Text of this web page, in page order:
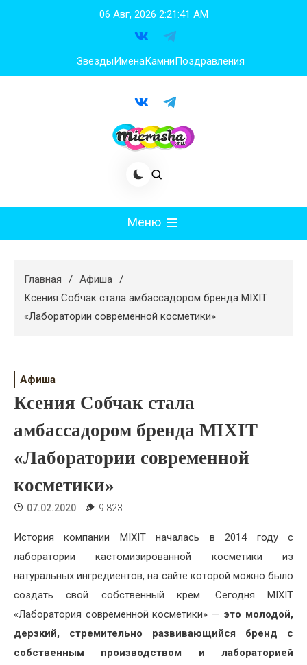
06 Авг, 2026 2:21:41 AM
ЗвездыИменаКамниПоздравления
Меню
Худеем
Психология
Дом
Жизнь
Хобби
Красота
Главная
Афиша
Ксения Собчак стала амбассадором бренда MIXIT
«Лаборатории современной косметики»
Афиша
Ксения Собчак стала
амбассадором бренда MIXIT
«Лаборатории современной
косметики»
07.02.2020 9 823
История компании MIXIT началась в 2014 году с
лаборатории кастомизированной косметики из
натуральных ингредиентов, на сайте которой можно было
создать свой собственный крем. Сегодня MIXIT
«Лаборатория современной косметики» — это молодой,
дерзкий, стремительно развивающийся бренд с
собственным производством и лабораторией